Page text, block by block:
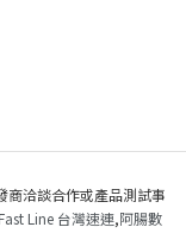
商洽談合作或產品測試事
Line 台灣速連,阿腸數